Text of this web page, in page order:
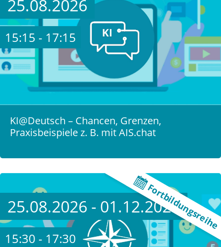
25.08.2026
15:15 - 17:15
KI@Deutsch – Chancen, Grenzen,
Praxisbeispiele z. B. mit AIS.chat
25.08.2026 - 01.12.2026
15:30 - 17:30
Fortbildungsreihe